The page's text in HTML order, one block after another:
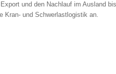
und den Nachlauf im Ausland
Kran- und Schwerlastlogistik an.